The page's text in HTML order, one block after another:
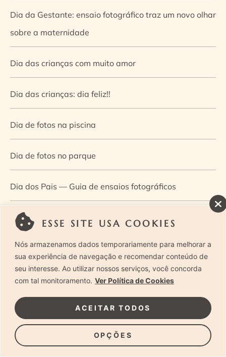
ESSE SITE USA COOKIES
Nós armazenamos dados temporariamente para melhorar a
sua experiência de navegação e recomendar conteúdo de
seu interesse. Ao utilizar nossos serviços, você concorda
com tal monitoramento. Ver Política de Cookies
OPÇÕES
ACEITAR TODOS
Dia da Gestante: ensaio fotográfico traz um novo olhar
sobre a maternidade
Dia das crianças com muito amor
Dia das crianças: dia feliz!!
Dia de fotos na piscina
Dia de fotos no parque
Dia dos Pais — Guia de ensaios fotográficos
Dia Mundial da Infância: como a fotografia ajuda a
construir a memória e a identidade da criança
Diário de uma grávida e sua pequena
Dica de especialista: como otimizar o fluxo de trabalho
no ensaio newborn?
Dica de especialista: qual o melhor guia de poses para